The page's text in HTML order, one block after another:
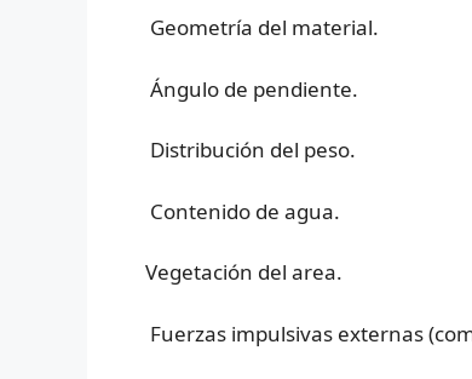
Geometría del material.
Ángulo de pendiente.
Distribución del peso.
Contenido de agua.
Vegetación del area.
Fuerzas impulsivas externas